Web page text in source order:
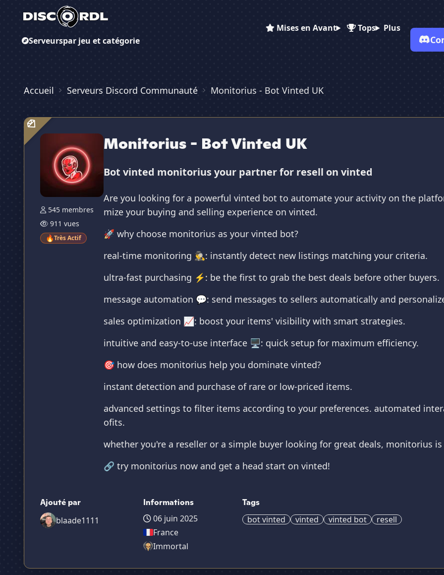
Serveurspar jeu et catégorie
Mises en Avant Tops Plus
Accueil Serveurs Discord Communauté Monitorius - Bot Vinted UK
545 membres
911 vues
🔥Très Actif
Monitorius - Bot Vinted UK
Bot vinted monitorius your partner for resell on vinted
Are you looking for a powerful vinted bot to automate your activity on the
mize your buying and selling experience on vinted.
🚀 why choose monitorius as your vinted bot?
real-time monitoring 🕵️‍♂️: instantly detect new listings matching your criteria.
ultra-fast purchasing ⚡: be the first to grab the best deals before other buyers.
message automation 💬: send messages to sellers automatically and
sales optimization 📈: boost your items' visibility with smart strategies.
intuitive and easy-to-use interface 🖥️: quick setup for maximum efficiency.
🎯 how does monitorius help you dominate vinted?
instant detection and purchase of rare or low-priced items.
advanced settings to filter items according to your preferences. automated
ofits.
whether you're a reseller or a simple buyer looking for great deals, monitorius
🔗 try monitorius now and get a head start on vinted!
Ajouté par
blaade1111
Informations
06 juin 2025
France
Immortal
Tags
bot vinted vinted vinted bot resell
Es-tu sûr de vouloir supprimer ton avis de ce serveur ?